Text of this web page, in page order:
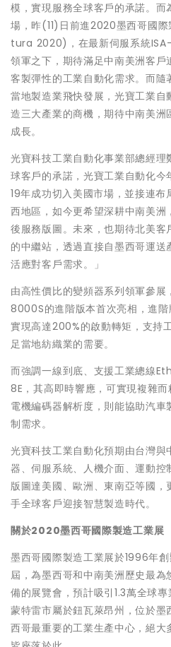
模，實現服務全球客戶的承諾。
場，昨(11)日前進2020墨西哥國
tura 2020)，在最新伺服系統
領軍之下，期待滿足中南美洲客
客製彈性的工業自動化需求。而隨
當地製造業飛快發展，光寶工業
造三大產業的商機，期待中南美
成長。
光寶科技工業自動化事業部總經
球客戶的承諾，光寶工業自動化
19年成功切入美國市場，並接連
西地區，如今更希望深耕中南美洲
後服務版圖。未來，也期待北美
的中繼站，透過直接自墨西哥運
活應對客戶需求。」
由高性價比的變頻器系列領軍參
8000S的進階版本首次亮相，進階
實現高達200%的啟動轉矩，支持
足當地紡織業的需要。
而強調一線到底、支援工業總線
8E，其高即時響應，可實現複雜
電機編碼器解析度，則能協助汽
制需求。
光寶科技工業自動化預期由台灣
器、伺服系統、人機介面、運動
版圖達美國、歐洲、東南亞等國
手全球客戶迎接智慧製造時代。
關於2020墨西哥國際製造工業展
墨西哥國際製造工業展於1996年
屆，為墨西哥和中南美洲歷史最
備的展覽會，預計吸引1.3萬全球
蒙特雷市屬於鈕瓦萊昂州，位於
西哥最重要的工業生產中心，絕